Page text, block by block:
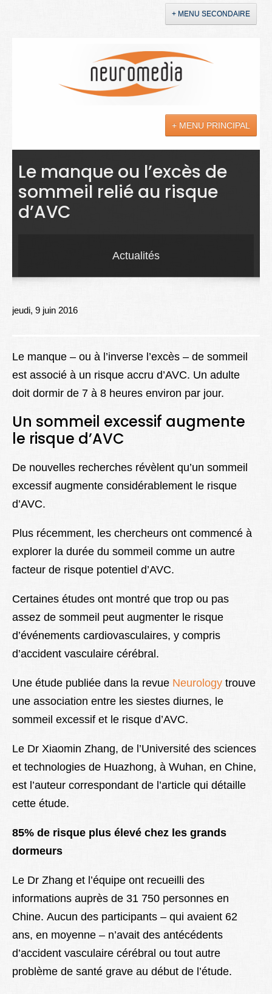
+ MENU SECONDAIRE
+ MENU PRINCIPAL
Actualités
Sciences
Maladies
Better Health
Le manque ou l’excès de
sommeil relié au risque
d’AVC
Actualités
jeudi, 9 juin 2016
Le manque – ou à l’inverse l’excès – de sommeil
est associé à un risque accru d’AVC. Un adulte
doit dormir de 7 à 8 heures environ par jour.
Un sommeil excessif augmente
le risque d’AVC
De nouvelles recherches révèlent qu’un sommeil
excessif augmente considérablement le risque
d’AVC.
Plus récemment, les chercheurs ont commencé à
explorer la durée du sommeil comme un autre
facteur de risque potentiel d’AVC.
Certaines études ont montré que trop ou pas
assez de sommeil peut augmenter le risque
d’événements cardiovasculaires, y compris
d’accident vasculaire cérébral.
Une étude publiée dans la revue Neurology trouve
une association entre les siestes diurnes, le
sommeil excessif et le risque d’AVC.
Le Dr Xiaomin Zhang, de l’Université des sciences
et technologies de Huazhong, à Wuhan, en Chine,
est l’auteur correspondant de l’article qui détaille
cette étude.
85% de risque plus élevé chez les grands
dormeurs
Le Dr Zhang et l’équipe ont recueilli des
informations auprès de 31 750 personnes en
Chine. Aucun des participants – qui avaient 62
ans, en moyenne – n’avait des antécédents
d’accident vasculaire cérébral ou tout autre
problème de santé grave au début de l’étude.